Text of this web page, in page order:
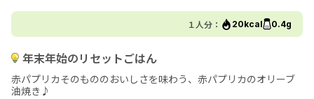
１人分： 20kcal 0.4g
年末年始のリセットごはん
赤パプリカそのもののおいしさを味わう、赤パプリカのオリーブ
油焼き♪